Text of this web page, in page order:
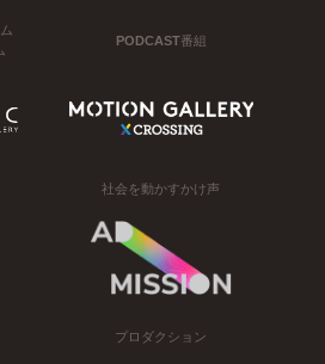
PODCAST番組
社会を動かすかけ声
プロダクション